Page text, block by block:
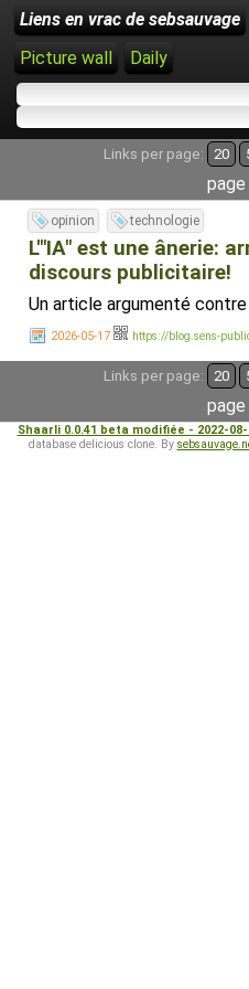
Liens en vrac de sebsauvage
Picture wall
Daily
Links per page: 20
opinion technologie
L'"IA" est une ânerie:
discours publicitaire!
Un article argumenté contre
2026-05-17 https://blog.sens-
Links per page: 20
Shaarli 0.0.41 beta modifiée - 2022-08-
database delicious clone. By